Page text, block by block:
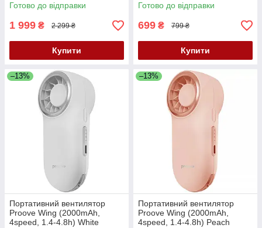
Готово до відправки
1 999 ₴ 2 299 ₴
Купити
Готово до відправки
699 ₴ 799 ₴
Купити
–13%
Портативний вентилятор
Proove Wing (2000mAh,
4speed, 1.4-4.8h) White
–13%
Портативний вентилятор
Proove Wing (2000mAh,
4speed, 1.4-4.8h) Peach